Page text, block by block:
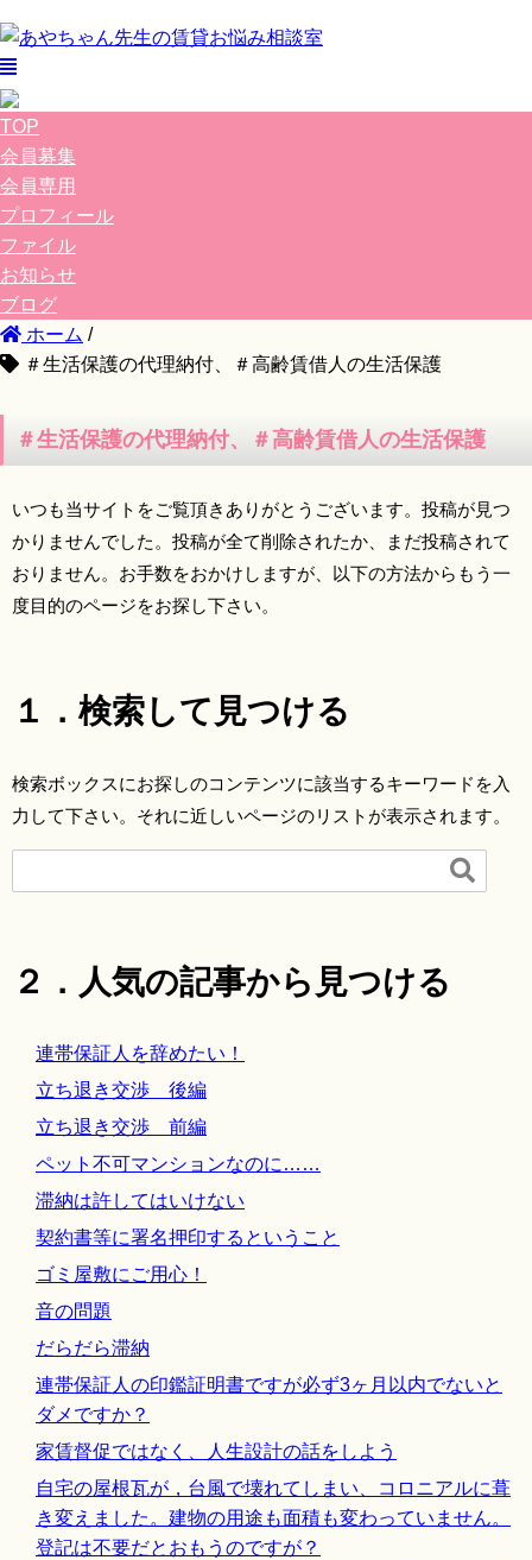
TOP
会員募集
会員専用
プロフィール
ファイル
お知らせ
ブログ
ホーム /
＃生活保護の代理納付、＃高齢賃借人の生活保護
＃生活保護の代理納付、＃高齢賃借人の生活保護
いつも当サイトをご覧頂きありがとうございます。投稿が見つ
かりませんでした。投稿が全て削除されたか、まだ投稿されて
おりません。お手数をおかけしますが、以下の方法からもう一
度目的のページをお探し下さい。
１．検索して見つける
検索ボックスにお探しのコンテンツに該当するキーワードを入
力して下さい。それに近しいページのリストが表示されます。

２．人気の記事から見つける
連帯保証人を辞めたい！
立ち退き交渉 後編
立ち退き交渉 前編
ペット不可マンションなのに……
滞納は許してはいけない
契約書等に署名押印するということ
ゴミ屋敷にご用心！
音の問題
だらだら滞納
連帯保証人の印鑑証明書ですが必ず3ヶ月以内でないと
ダメですか？
家賃督促ではなく、人生設計の話をしよう
自宅の屋根瓦が，台風で壊れてしまい、コロニアルに葺
き変えました。建物の用途も面積も変わっていません。
登記は不要だとおもうのですが？